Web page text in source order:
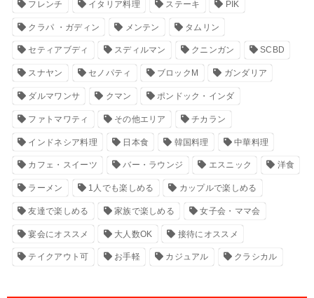
フレンチ イタリア料理 ステーキ PIK
クラパ ・ガディン メンテン タムリン
セティアブディ スディルマン クニンガン SCBD
スナヤン セノパティ ブロックM ガンダリア
ダルマワンサ クマン ポンドック・インダ
ファトマワティ その他エリア チカラン
インドネシア料理 日本食 韓国料理 中華料理
カフェ・スイーツ バー・ラウンジ エスニック 洋食
ラーメン 1人でも楽しめる カップルで楽しめる
友達で楽しめる 家族で楽しめる 女子会・ママ会
宴会にオススメ 大人数OK 接待にオススメ
テイクアウト可 お手軽 カジュアル クラシカル